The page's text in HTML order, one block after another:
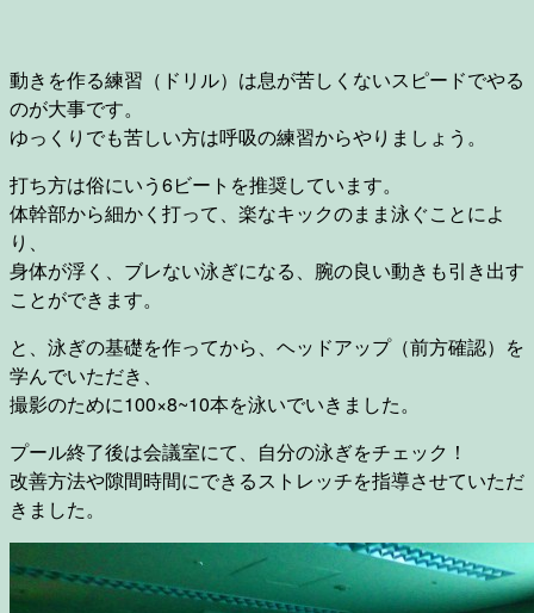
動きを作る練習（ドリル）は息が苦しくないスピードでやる
のが大事です。
ゆっくりでも苦しい方は呼吸の練習からやりましょう。
打ち方は俗にいう6ビートを推奨しています。
体幹部から細かく打って、楽なキックのまま泳ぐことによ
り、
身体が浮く、ブレない泳ぎになる、腕の良い動きも引き出す
ことができます。
と、泳ぎの基礎を作ってから、ヘッドアップ（前方確認）を
学んでいただき、
撮影のために100×8~10本を泳いでいきました。
プール終了後は会議室にて、自分の泳ぎをチェック！
改善方法や隙間時間にできるストレッチを指導させていただ
きました。